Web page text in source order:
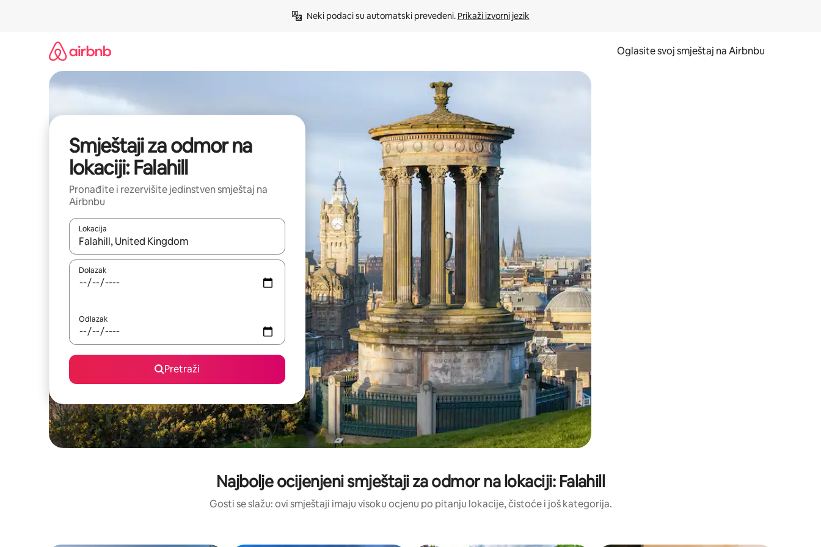
Neki podaci su automatski prevedeni. Prikaži izvorni jezik
Oglasite svoj smještaj na Airbnbu
Smještaji za odmor na
lokaciji: Falahill
Pronađite i rezervišite jedinstven smještaj na
Airbnbu
Lokacija
Kad rezultati budu dostupni, krećite se gore i dolje pomoću strelica ili ih pregledajte dodirom ili povlačenjem prsta.
Dolazak
Odlazak
Pretraži
Najbolje ocijenjeni smještaji za odmor na lokaciji: Falahill
Gosti se slažu: ovi smještaji imaju visoku ocjenu po pitanju lokacije, čistoće i još kategorija.